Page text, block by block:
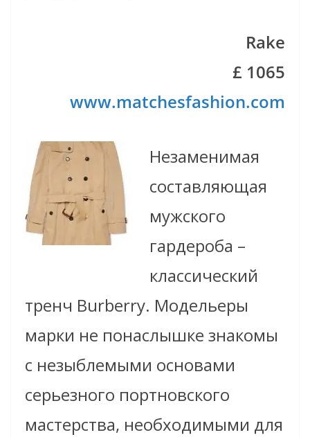
Rake
£ 1065
www.matchesfashion.com
Незаменимая
составляющая
мужского
гардероба –
классический
тренч Burberry. Модельеры
марки не понаслышке знакомы
с незыблемыми основами
серьезного портновского
мастерства, необходимыми для